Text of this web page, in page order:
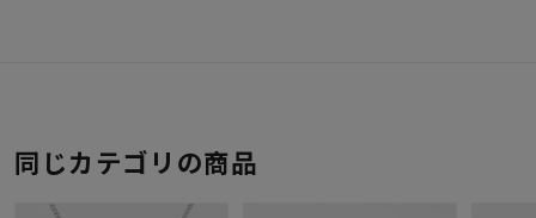
同じカテゴリの商品